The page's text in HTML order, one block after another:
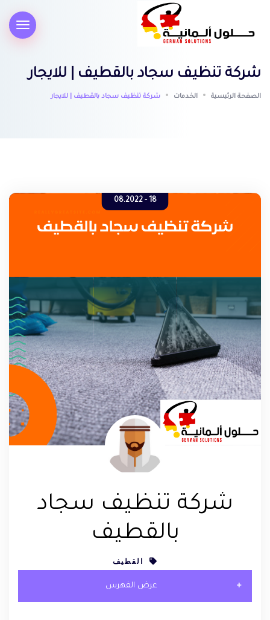
شركة تنظيف سجاد بالقطيف | للايجار
الصفحة الرئيسية الخدمات شركة تنظيف سجاد بالقطيف | للايجار
18 - 08.2022
شركة تنظيف سجاد
بالقطيف
القطيف
عرض الفهرس